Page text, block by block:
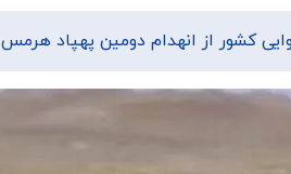
انهدام دومین پهپاد هرمس ۹۰۰ رژیم اسرائیل در آسمان اراک خبر داد.